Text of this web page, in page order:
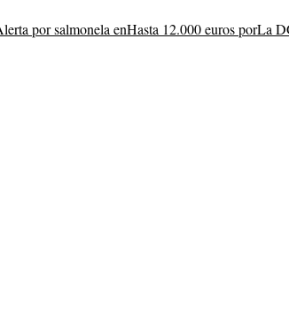
por salmonela enHasta 12.000 euros porLa